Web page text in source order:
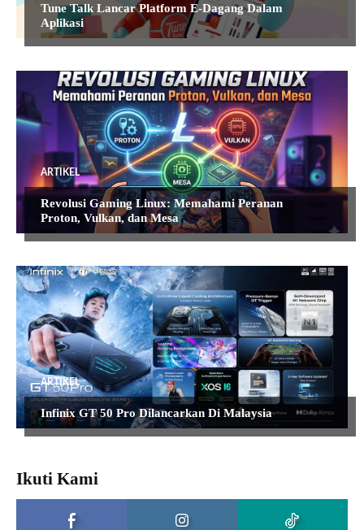
Tune Talk Lancar Platform E-Dagang Dalam
Aplikasi
ARTIKEL
Revolusi Gaming Linux: Memahami Peranan
Proton, Vulkan, dan Mesa
ARTIKEL
Infinix GT 50 Pro Dilancarkan Di Malaysia
Ikuti Kami